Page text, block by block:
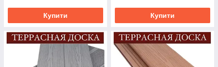
Купити Купити